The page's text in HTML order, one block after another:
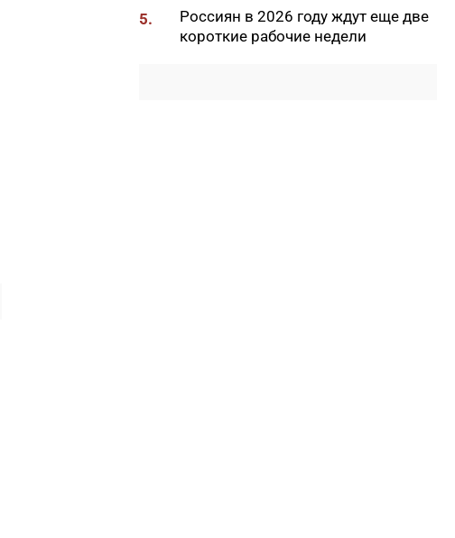
пострадавший от паводка
Верхоянский район
5.
Россиян в 2026 году ждут еще две
короткие рабочие недели